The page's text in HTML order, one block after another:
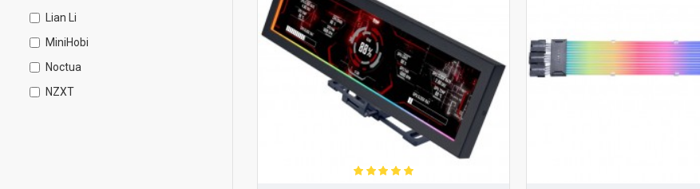
Lian Li
MiniHobi
Noctua
NZXT